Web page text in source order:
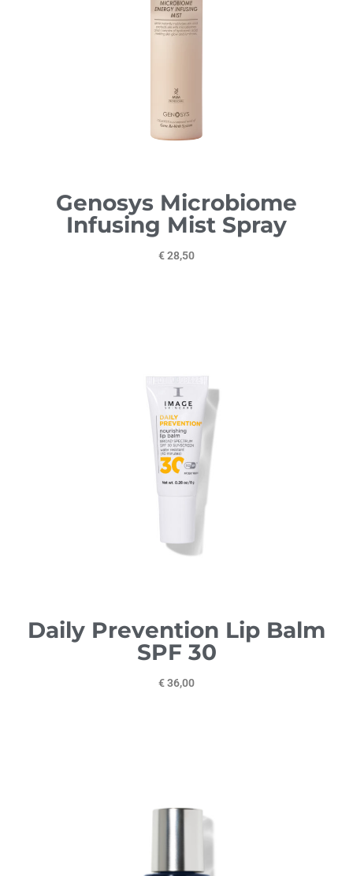
Genosys Microbiome
Infusing Mist Spray
€ 28,50
Daily Prevention Lip Balm
SPF 30
€ 36,00